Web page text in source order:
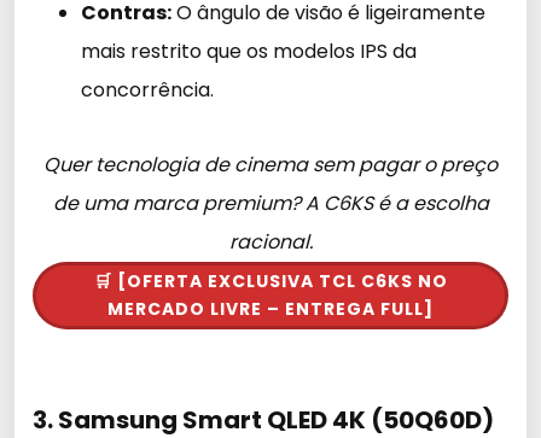
Contras:O ângulo de visão é ligeiramente
mais restrito que os modelos IPS da
concorrência.
Quer tecnologia de cinema sem pagar o preço
de uma marca premium? A C6KS é a escolha
racional.
🛒 [OFERTA EXCLUSIVA TCL C6KS NO
MERCADO LIVRE – ENTREGA FULL]
3. Samsung Smart QLED 4K (50Q60D)